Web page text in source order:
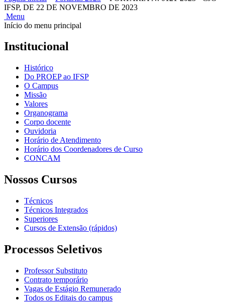
IFSP, DE 22 DE NOVEMBRO DE 2023
Menu
Início do menu principal
Institucional
Histórico
Do PROEP ao IFSP
O Campus
Missão
Valores
Organograma
Corpo docente
Ouvidoria
Horário de Atendimento
Horário dos Coordenadores de Curso
CONCAM
Nossos Cursos
Técnicos
Técnicos Integrados
Superiores
Cursos de Extensão (rápidos)
Processos Seletivos
Professor Substituto
Contrato temporário
Vagas de Estágio Remunerado
Todos os Editais do campus